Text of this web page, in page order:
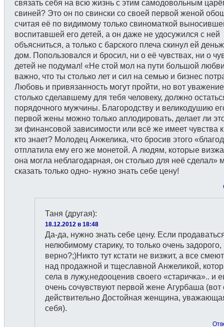
связать себя на всю жизнь с этим самодовольным
свиней? Это он по свински со своей первой женой
считая её по видимому только свиноматкой
воспитавшей его детей, а он даже не удосужился с ней
объясниться, а только с барского плеча скинул ей
дом. Попользовался и бросил, ни о её чувствах, ни о
детей не подумал! «Не стой мол на пути большой
важно, что ты столько лет и сил на семью и бизнес
Любовь и привязанность могут пройти, но вот
столько сделавшему для тебя человеку, должно
порядочного мужчины. Благородству и великодушию
первой жены можно только аплодировать, делает ли
зи финансовой зависимости или всё же имеет чувства
кто знает? Молодец Анжелика, что бросив этого
отплатила ему его же монетой. А людям, которые
она могла неблагодарная, он столько для неё сделал»
сказать только одно- нужно знать себе цену!
Таня (другая):
18.12.2012 в 18:48
Да-да, нужно знать себе цену. Если
нелюбимому старику, то только очень задорого,
верно?;)Никто тут кстати не визжит, а все
над продажной и тщеславной Анжеликой,
села в лужу,недооценив своего «старичка».. и
очень сочувствуют первой жене Агурбаша (вот
действительно Достойная женщина,
себя).